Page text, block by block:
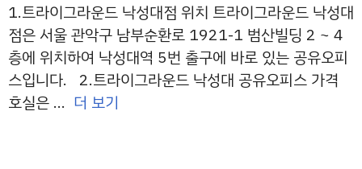
1.트라이그라운드 낙성대점 위치 트라이그라운드 낙성대
점은 서울 관악구 남부순환로 1921-1 범산빌딩 2 ~ 4
층에 위치하여 낙성대역 5번 출구에 바로 있는 공유오피
스입니다. 2.트라이그라운드 낙성대 공유오피스 가격
호실은 … 더 보기